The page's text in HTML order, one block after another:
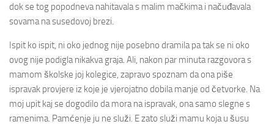
dok se tog popodneva nahitavala s malim mačkima i načuđavala
sovama na susedovoj brezi.
Ispit ko ispit, ni oko jednog nije posebno dramila pa tak se ni oko
ovog nije podigla nikakva graja. Ali, nakon par minuta razgovora s
mamom školske joj kolegice, zapravo spoznam da ona piše
ispravak provjere iz koje je vjerojatno dobila manje od četvorke. Na
moj upit kaj se dogodilo da mora na ispravak, ona samo slegne s
ramenima. Pamćenje ju ne služi. E zato služi mamu koja u šusu